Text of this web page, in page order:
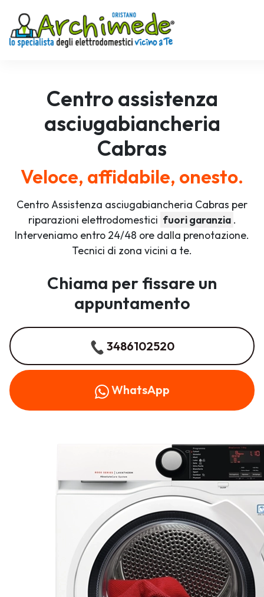
Centro assistenza
asciugabiancheria
Cabras
Veloce, affidabile, onesto.
Centro Assistenza asciugabiancheria Cabras per
riparazioni elettrodomestici fuori garanzia .
Interveniamo entro 24/48 ore dalla prenotazione.
Tecnici di zona vicini a te.
Chiama per fissare un
appuntamento
3486102520
WhatsApp